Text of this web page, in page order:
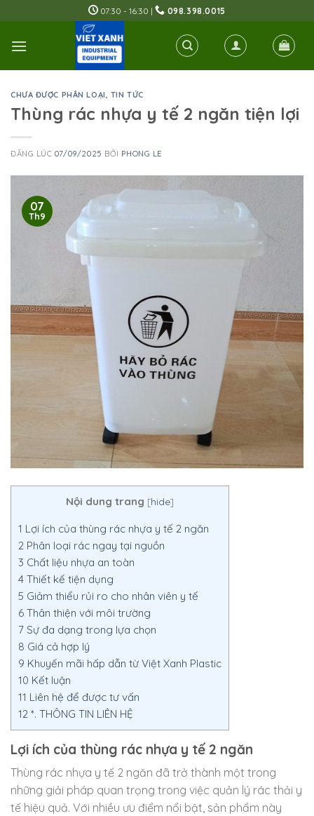
to
content
07:30 - 16:30 | 098.398.0015
CHƯA ĐƯỢC PHÂN LOẠI, TIN TỨC
Thùng rác nhựa y tế 2 ngăn tiện lợi
ĐĂNG LÚC07/09/2025 BỞI PHONG LE
07
Th9
Nội dung trang [hide]
1 Lợi ích của thùng rác nhựa y tế 2 ngăn
2 Phân loại rác ngay tại nguồn
3 Chất liệu nhựa an toàn
4 Thiết kế tiện dụng
5 Giảm thiểu rủi ro cho nhân viên y tế
6 Thân thiện với môi trường
7 Sự đa dạng trong lựa chọn
8 Giá cả hợp lý
9 Khuyến mãi hấp dẫn từ Việt Xanh Plastic
10 Kết luận
11 Liên hệ để được tư vấn
12 *. THÔNG TIN LIÊN HỆ
Lợi ích của thùng rác nhựa y tế 2 ngăn
Thùng rác nhựa y tế 2 ngăn đã trở thành một trong
những giải pháp quan trọng trong việc quản lý rác thải y
tế hiệu quả. Với nhiều ưu điểm nổi bật, sản phẩm này